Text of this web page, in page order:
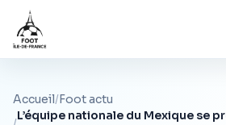
Accueil/Foot actu
L’équipe nationale du Mexique se